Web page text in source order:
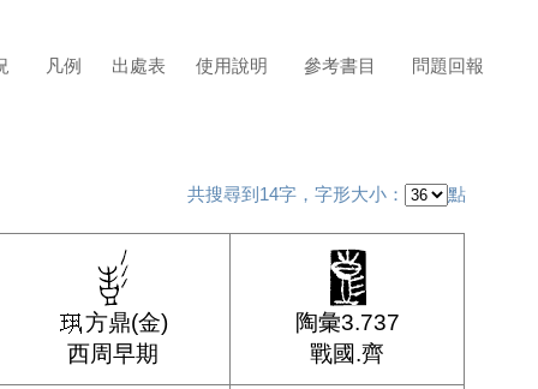
凡例 出處表 使用說明 參考書目 問題回報
共搜尋到14字，字形大小： 點
方鼎(金)
西周早期
陶彙3.737
戰國.齊